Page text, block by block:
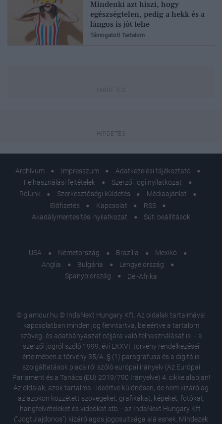
Mindenki azt hiszi, hogy
egészségtelen, pedig a hekk és a
lángos is jót tehe
Támogatott Tartalom
Archívum Impresszum
Adatkezelési tájékoztató
Felhasználási feltételek
Szerzői jogi nyilatkozat
Rólunk
Szerkesztőségi küldetés
Médiaajánlat
Előfizetés
Kapcsolat
RSS
Akadálymentesítési nyilatkozat
Süti beállítások
USA Németország Brazília
Mexikó
Anglia
Bulgária
Lengyelország
Spanyolország
Dél-Afrika
© glamour.hu © IndaNext Hungary Kft. Az oldalak tartalmával
kapcsolatban minden jog fenntartva, beleértve a tartalom
szöveg- és adatbányászat céljára való felhasználását is – a
szerzői jogról szóló 1999. évi LXXVI. törvény rendelkezései
értelmében a törvény 35/A. § (1) paragrafusa és a digitális
szolgáltatások piacairól szóló európai irányelv (Az Európai
Parlament és a Tanács (EU) 2019/790 Irányelve) 4. cikke alapján!
Az oldalak, azok tartalma - ideértve különösen, de nem kizárólag
az azokon közzétett szövegeket, grafikákat, képeket, fotókat,
hangfelvételeket és videókat stb. - az IndaNext Hungary Kft.
("Jogtulajdonos") kizárólagos jogosultsága alá esnek. Mindezek